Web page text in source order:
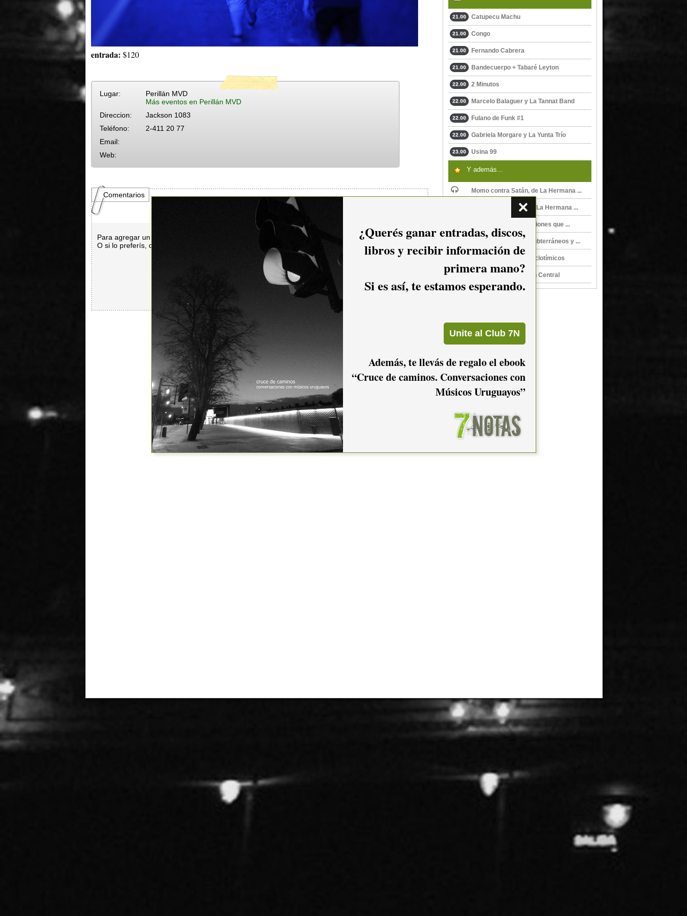
entrada: $120
Lugar:
Perillán MVD
Más eventos en Perillán MVD
Direccion:
Jackson 1083
Teléfono:
2-411 20 77
Email:
Web:
Comentarios
Para agregar un comentario es necesario hacer
O si lo preferís, con
21.00 Catupecu Machu
21.00 Congo
21.00 Fernando Cabrera
21.00 Bandecuerpo + Tabaré Leyton
22.00 2 Minutos
22.00 Marcelo Balaguer y La Tannat Band
22.00 Fulano de Funk #1
22.00 Gabriela Morgare y La Yunta Trío
23.00 Usina 99
Y además...
Momo contra Satán, de La Hermana ...
El próximo verano, de La Hermana ...
Listas y Listos, 5 canciones que ...
La Hermana Menor, Subterráneos y ...
La Hermana Menor, Ciclotímicos
La Hermana Menor en Central
¿Querés ganar entradas, discos,
libros y recibir información de
primera mano?
Si es así, te estamos esperando.
Además, te llevás de regalo el ebook
“Cruce de caminos. Conversaciones con
Músicos Uruguayos”